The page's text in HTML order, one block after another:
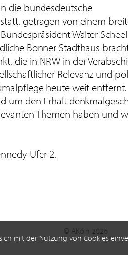
mit der Nutzung von Cookies
die bundesdeutsche
getragen von einem
Walter
Bonner Stadthaus
die in NRW in der
Relevanz und
heute weit
um den Erhalt
Themen haben und
Ufer 2.
© AKöln 2026